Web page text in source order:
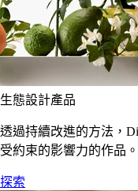
生態設計產品
透過持續改進的方法，
受約束的影響力的作品。
探索